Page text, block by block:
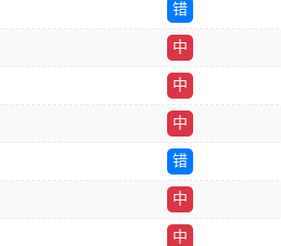
错
中
中
中
错
中
中